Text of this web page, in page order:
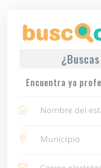
Encuentra ya